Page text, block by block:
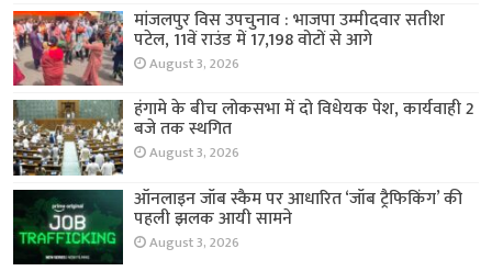
मांजलपुर विस उपचुनाव : भाजपा उम्मीदवार सतीश
पटेल, 11वें राउंड में 17,198 वोटों से आगे
August 3, 2026
हंगामे के बीच लोकसभा में दो विधेयक पेश, कार्यवाही 2
बजे तक स्थगित
August 3, 2026
ऑनलाइन जॉब स्कैम पर आधारित ‘जॉब ट्रैफिकिंग’ की
पहली झलक आयी सामने
August 3, 2026